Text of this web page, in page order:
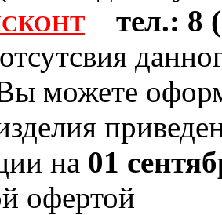
тел.: 8
можете
на 01
офертой